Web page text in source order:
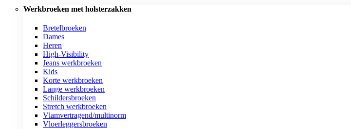
Werkbroeken met holsterzakken
Bretelbroeken
Dames
Heren
High-Visibility
Jeans werkbroeken
Kids
Korte werkbroeken
Lange werkbroeken
Schildersbroeken
Stretch werkbroeken
Vlamvertragend/multinorm
Vloerleggersbroeken